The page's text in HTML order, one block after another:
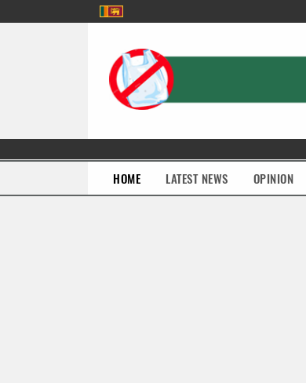
HOME(current)LATEST NEWS OPINION